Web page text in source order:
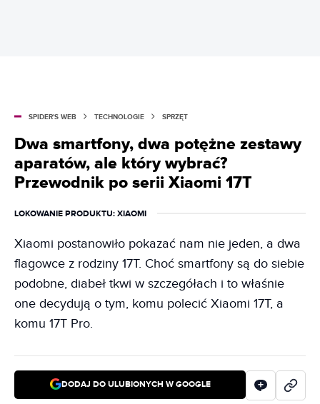
SPIDER'S WEB TECHNOLOGIE SPRZĘT
Dwa smartfony, dwa potężne zestawy
aparatów, ale który wybrać?
Przewodnik po serii Xiaomi 17T
LOKOWANIE PRODUKTU: XIAOMI
Xiaomi postanowiło pokazać nam nie jeden, a dwa
flagowce z rodziny 17T. Choć smartfony są do siebie
podobne, diabeł tkwi w szczegółach i to właśnie
one decydują o tym, komu polecić Xiaomi 17T, a
komu 17T Pro.
DODAJ DO ULUBIONYCH W GOOGLE